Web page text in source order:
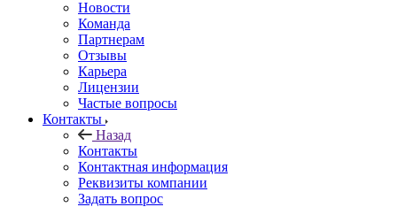
Новости
Команда
Партнерам
Отзывы
Карьера
Лицензии
Частые вопросы
Контакты
Назад
Контакты
Контактная информация
Реквизиты компании
Задать вопрос